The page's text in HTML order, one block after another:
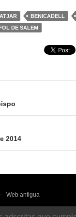
BENICADELL
DE SALEM
2014
Web antigua